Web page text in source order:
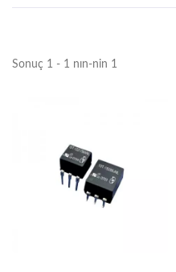
Sonuç 1 - 1 nın-nin 1